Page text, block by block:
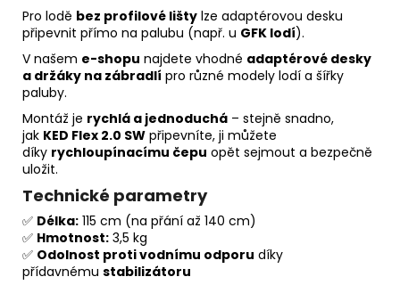
Pro lodě bez profilové lišty lze adaptérovou desku
připevnit přímo na palubu (např. u GFK lodí).
V našem e-shopu najdete vhodné adaptérové desky
a držáky na zábradlí pro různé modely lodí a šířky
paluby.
Montáž je rychlá a jednoduchá – stejně snadno,
jak KED Flex 2.0 SW připevníte, ji můžete
díky rychloupínacímu čepu opět sejmout a bezpečně
uložit.
Technické parametry
✅ Délka: 115 cm (na přání až 140 cm)
✅ Hmotnost: 3,5 kg
✅ Odolnost proti vodnímu odporu díky
přídavnému stabilizátoru